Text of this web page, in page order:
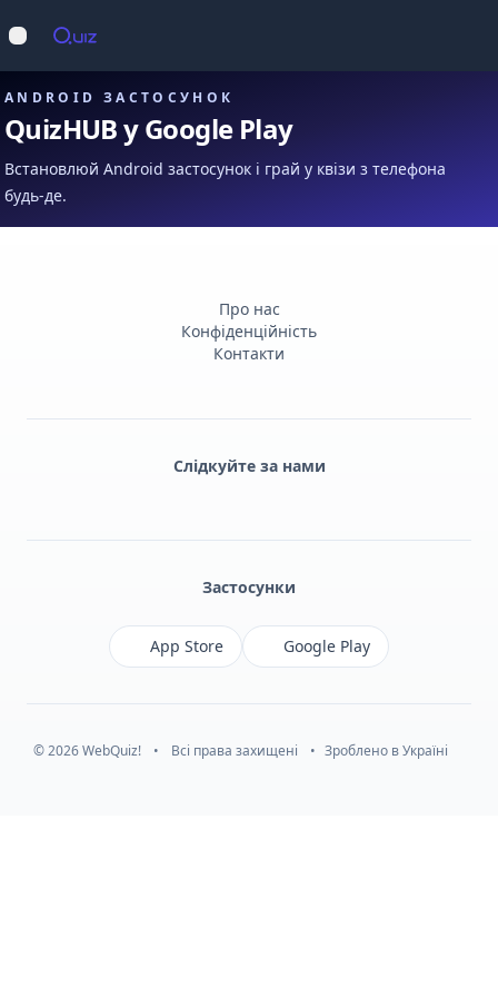
Відкрити меню
ANDROID ЗАСТОСУНОК
QuizHUB у Google Play
Встановлюй Android застосунок і грай у квізи з телефона
будь-де.
Про нас
Конфіденційність
Контакти
Слідкуйте за нами
Застосунки
App Store Google Play
© 2026 WebQuiz! • Всі права захищені • Зроблено в Україні